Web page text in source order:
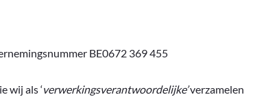
BE0672 369 455
wij als ‘verwerkingsverantwoordelijke’verzamelen